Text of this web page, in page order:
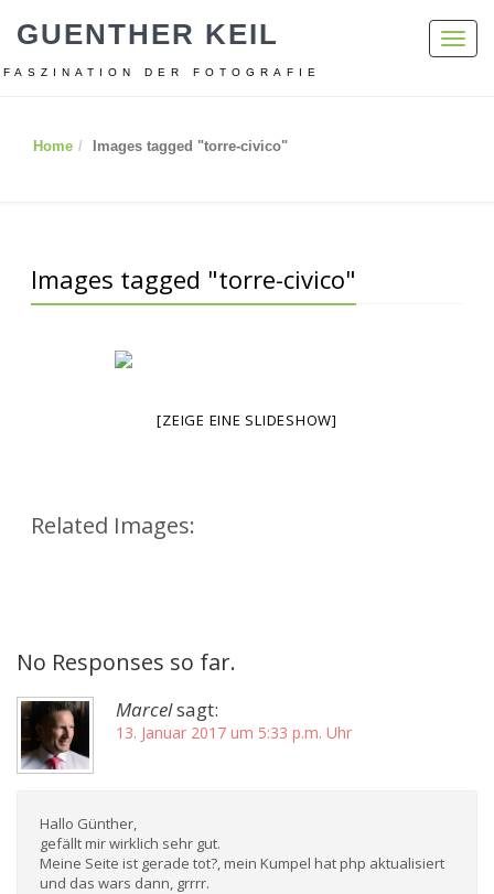
GUENTHER KEIL
FASZINATION DER FOTOGRAFIE
Home Images tagged "torre-civico"
Images tagged "torre-civico"
[ZEIGE EINE SLIDESHOW]
Related Images:
No Responses so far.
Marcelsagt:
13. Januar 2017 um 5:33 p.m. Uhr
Hallo Günther,
gefällt mir wirklich sehr gut.
Meine Seite ist gerade tot?, mein Kumpel hat php aktualisiert
und das wars dann, grrrr.